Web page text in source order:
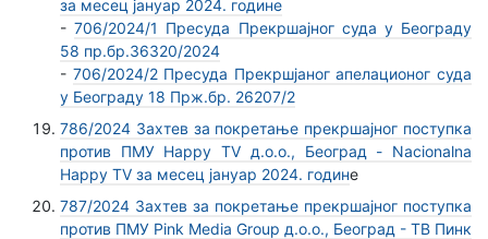
за месец јануар 2024. године
-706/2024/1 Пресуда Прекршајног суда у Београду
58 пр.бр.36320/2024
- 706/2024/2 Пресуда Прекршјаног апелационог суда
у Београду 18 Прж.бр. 26207/2
786/2024 Захтев за покретање прекршајног поступка
против ПМУ Happy TV д.о.о., Београд - Nacionalna
Happy TV за месец јануар 2024. године
787/2024 Захтев за покретање прекршајног поступка
против ПМУ Pink Media Group д.о.о., Београд - ТВ Пинк